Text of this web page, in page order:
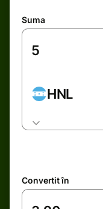
Suma
HNL
Convertit în